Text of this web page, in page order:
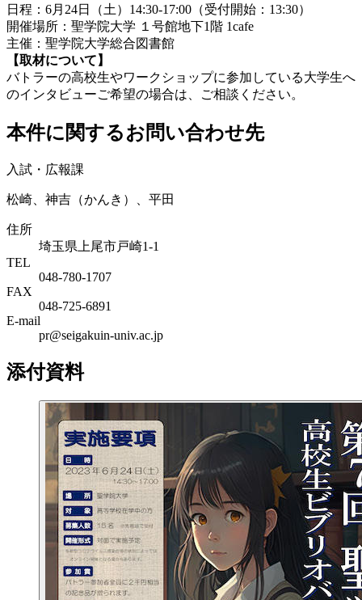
日程：6月24日（土）14:30-17:00（受付開始：13:30）
開催場所：聖学院大学 １号館地下1階 1cafe
主催：聖学院大学総合図書館
【取材について】
バトラーの高校生やワークショップに参加している大学生へ
のインタビューご希望の場合は、ご相談ください。
本件に関するお問い合わせ先
入試・広報課
松崎、神吉（かんき）、平田
住所
埼玉県上尾市戸崎1-1
TEL
048-780-1707
FAX
048-725-6891
E-mail
pr@seigakuin-univ.ac.jp
添付資料